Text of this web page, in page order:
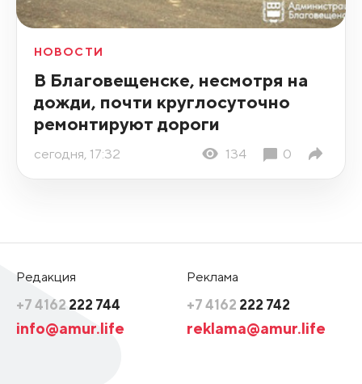
НОВОСТИ
В Благовещенске, несмотря на
дожди, почти круглосуточно
ремонтируют дороги
сегодня, 17:32 134 0
Редакция
+7 4162 222 744
info@amur.life
Реклама
+7 4162 222 742
reklama@amur.life